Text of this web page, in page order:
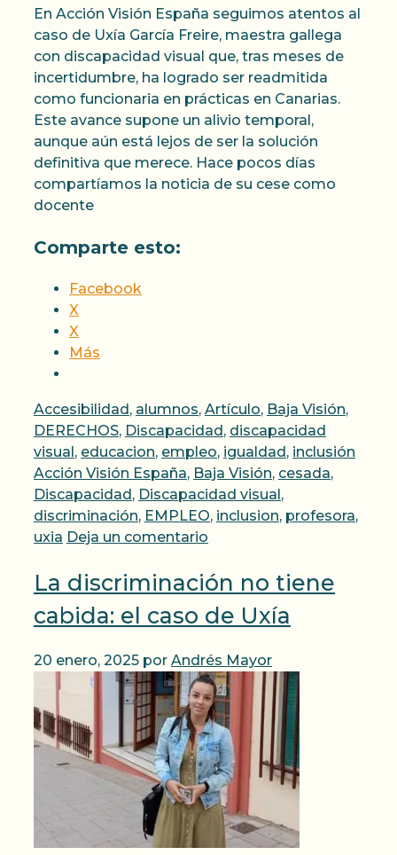
En Acción Visión España seguimos atentos al
caso de Uxía García Freire, maestra gallega
con discapacidad visual que, tras meses de
incertidumbre, ha logrado ser readmitida
como funcionaria en prácticas en Canarias.
Este avance supone un alivio temporal,
aunque aún está lejos de ser la solución
definitiva que merece. Hace pocos días
compartíamos la noticia de su cese como
docente
Comparte esto:
Facebook
X
X
Más
Categorías
Accesibilidad, alumnos, Artículo, Baja Visión,
DERECHOS, Discapacidad, discapacidad
visual, educacion, empleo, igualdad, inclusión
Acción Visión España, Baja Visión, cesada,
Discapacidad, Discapacidad visual,
discriminación, EMPLEO, inclusion, profesora,
uxia Deja un comentario
La discriminación no tiene
cabida: el caso de Uxía
20 enero, 2025 por Andrés Mayor